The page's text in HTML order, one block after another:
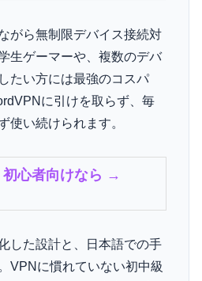
がら無制限デバイス接続対
生ゲーマーや、複数のデバ
たい方には最強のコスパ
に引けを取らず、毎
使い続けられます。
心者向けなら →
した設計と、日本語での手
VPNに慣れていない初中級